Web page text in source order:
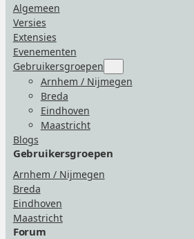
Algemeen
Versies
Extensies
Evenementen
Gebruikersgroepen
for
“Gebruikersgroepen”
Arnhem / Nijmegen
Breda
Eindhoven
Maastricht
Blogs
Gebruikersgroepen
Arnhem / Nijmegen
Breda
Eindhoven
Maastricht
Forum